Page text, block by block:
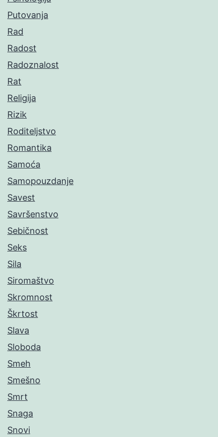
Putovanja
Rad
Radost
Radoznalost
Rat
Religija
Rizik
Roditeljstvo
Romantika
Samoća
Samopouzdanje
Savest
Savršenstvo
Sebičnost
Seks
Sila
Siromaštvo
Skromnost
Škrtost
Slava
Sloboda
Smeh
Smešno
Smrt
Snaga
Snovi